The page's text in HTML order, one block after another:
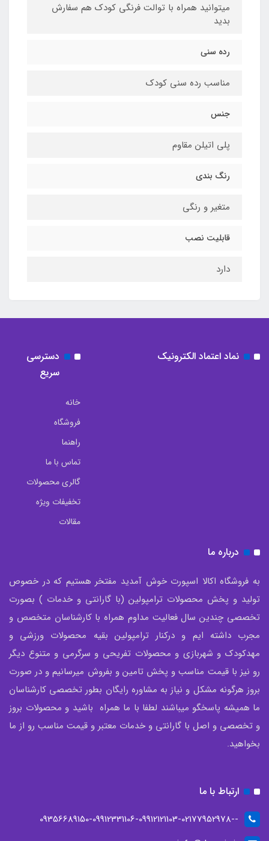
میتوانید همراه با توالت فرنگی کودک هم سفارش
بدید
رده سنی
مناسب رده سنی کودک
جنس
پلی اتیلن مقاوم
رنگ بندی
متغیر و رنگی
قابلیت نصب
دارد
نماد اعتماد الکترونیک
دسترسی
سریع
خانه
فروشگاه
راهنما
تماس با ما
گالری محصولات
تخفیفات ویژه
مقالات
درباره ما
به فروشگاه اکالا اسپورت خوش آمدید مفتخر هستیم که در خصوص
تولید و پخش محصولات ترامپولین (با گارانتی و خدمات ) بصورت
تخصصی چندین سال فعالیت مداوم همراه با کارشناسان متخصص و
مجرب داشته ایم و درکنار ترامپولین بقیه محصولات ورزشی و
مهدکودک و شهربازی و محصولات تفریحی و سرگرمی و متنوع دیگر
رو نیز با قیمت مناسب و پخش تامین و بفروش میرسانیم و در صورت
بروز هرگونه مشکل و نیاز به مشاوره رایگان بطور تخصصی کارشناسان
ما همیشه پاسخگو میباشند لطفا با ما همراه باشید و محصولات بروز
و تخصصی و اصل با گارانتی و خدمات معتبر و قیمت مناسب رو از ما
بخواهید.
ارتباط با ما
--09356689150-09912331106-09912121103-02177952978